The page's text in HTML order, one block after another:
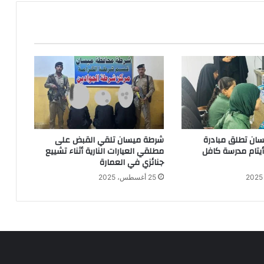
تطلق مبادرة
مدرسة كافل
شرطة ميسان تلقي القبض على
مطلقي العيارات النارية أثناء تشييع
جنائزي في العمارة
25 أغسطس، 2025